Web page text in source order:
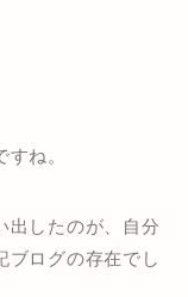
ね。
出したのが、自分
ブログの存在でし